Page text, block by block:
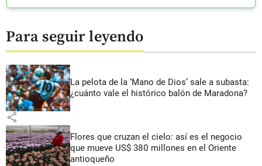
Para seguir leyendo
La pelota de la ‘Mano de Dios’ sale a subasta:
¿cuánto vale el histórico balón de Maradona?
share
Flores que cruzan el cielo: así es el negocio
que mueve US$ 380 millones en el Oriente
antioqueño